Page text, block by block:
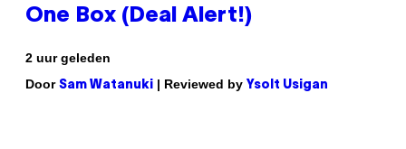
One Box (Deal Alert!)
2 uur geleden
Door Sam Watanuki | Reviewed by Ysolt Usigan